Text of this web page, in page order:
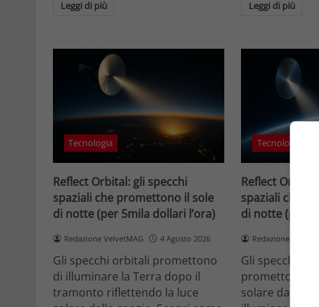
Leggi di più Leggi di più
Tecnologia
Reflect Orbital: gli specchi
spaziali che promettono il sole
di notte (per 5mila dollari l’ora)
Redazione VelvetMAG 4 Agosto 2026
Gli specchi orbitali promettono
di illuminare la Terra dopo il
tramonto riflettendo la luce
Tecnologia
Reflect Orbital:
spaziali che
di notte (per
Redazione
Gli specchi
promettono
solare dallo